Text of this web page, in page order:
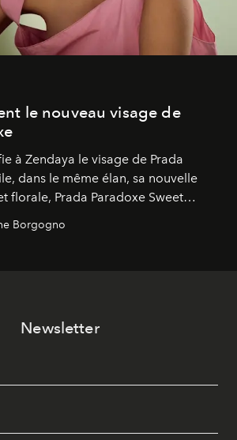
le nouveau visage de
à Zendaya le visage de Prada
dans le même élan, sa nouvelle
florale, Prada Paradoxe Sweet
Borgogno
Newsletter